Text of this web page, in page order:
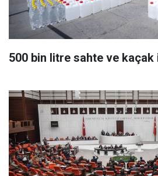
500 bin litre sahte ve